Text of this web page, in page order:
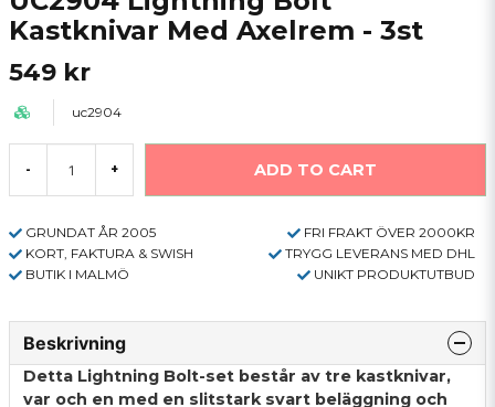
Kastknivar Med Axelrem - 3st
549 kr
uc2904
- + ADD TO CART
GRUNDAT ÅR 2005
FRI FRAKT ÖVER 2000KR
KORT, FAKTURA & SWISH
TRYGG LEVERANS MED DHL
BUTIK I MALMÖ
UNIKT PRODUKTUTBUD
Beskrivning
Detta Lightning Bolt-set består av tre kastknivar,
var och en med en slitstark svart beläggning och